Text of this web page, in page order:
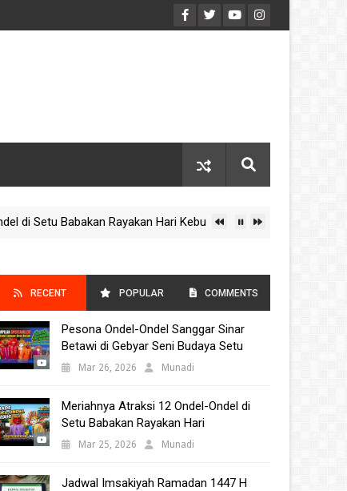
Babakan Rayakan Hari Kebudayaan Nasional 2025
RECENT POPULAR
POSTS
COMMENTS
Pesona Ondel-Ondel Sanggar Sinar
Betawi di Gebyar Seni Budaya Setu
Babakan 2025
Mar 26, 2026 Munadi
Meriahnya Atraksi 12 Ondel-Ondel di
Setu Babakan Rayakan Hari
Kebudayaan Nasional 2025
Mar 25, 2026 Munadi
Jadwal Imsakiyah Ramadan 1447 H